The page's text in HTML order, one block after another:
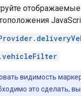
видимость
это сделать,